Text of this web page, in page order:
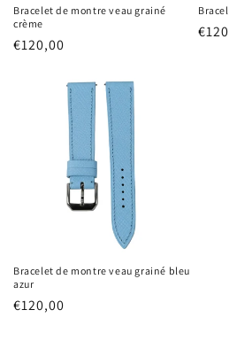
Bracelet de montre veau grainé
crème
Prix
€120,00
Prix
Bracelet de montre veau grainé bleu
azur
Prix
€120,00
articles précédemment